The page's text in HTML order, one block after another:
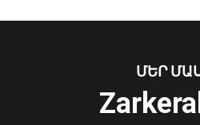
«Պարտվեցինք դաժան
ՄԵՐ